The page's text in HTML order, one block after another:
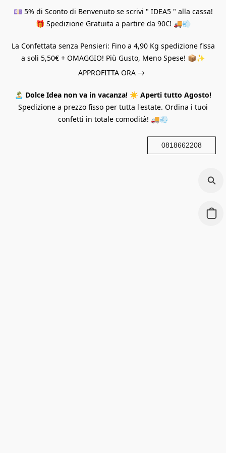
💷 5% di Sconto di Benvenuto se scrivi " IDEA5 " alla cassa!
🎁 Spedizione Gratuita a partire da 90€! 🚚💨
La Confettata senza Pensieri: Fino a 4,90 Kg spedizione fissa
a soli 5,50€ + OMAGGIO! Più Gusto, Meno Spese! 📦✨
APPROFITTA ORA
🏝️ Dolce Idea non va in vacanza! ☀️ Aperti tutto Agosto!
Spedizione a prezzo fisso per tutta l'estate. Ordina i tuoi
confetti in totale comodità! 🚚💨
0818662208